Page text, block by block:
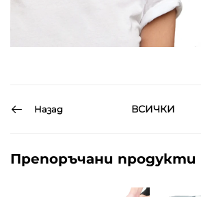
Назад ВСИЧКИ
Препоръчани продукти